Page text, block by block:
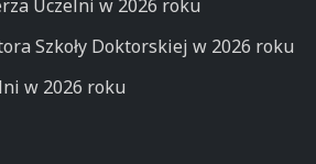
Uczelni w 2026 roku
Szkoły Doktorskiej w 2026 roku
w 2026 roku